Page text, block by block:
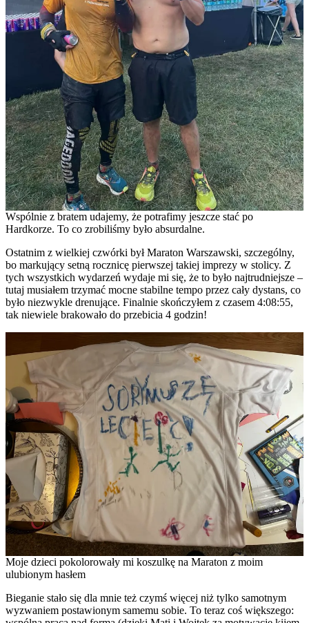
Wspólnie z bratem udajemy, że potrafimy jeszcze stać po
Hardkorze. To co zrobiliśmy było absurdalne.
Ostatnim z wielkiej czwórki był Maraton Warszawski, szczególny,
bo markujący setną rocznicę pierwszej takiej imprezy w stolicy. Z
tych wszystkich wydarzeń wydaje mi się, że to było najtrudniejsze –
tutaj musiałem trzymać mocne stabilne tempo przez cały dystans, co
było niezwykle drenujące. Finalnie skończyłem z czasem 4:08:55,
tak niewiele brakowało do przebicia 4 godzin!
Moje dzieci pokolorowały mi koszulkę na Maraton z moim
ulubionym hasłem
Bieganie stało się dla mnie też czymś więcej niż tylko samotnym
wyzwaniem postawionym samemu sobie. To teraz coś większego: